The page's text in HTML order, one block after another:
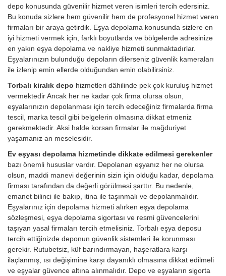
depo konusunda güvenilir hizmet veren isimleri tercih edersiniz.
Bu konuda sizlere hem güvenilir hem de profesyonel hizmet veren
firmaları bir araya getirdik. Eşya depolama konusunda sizlere en
iyi hizmeti vermek için, farklı boyutlarda ve bölgelerde adresinize
en yakın eşya depolama ve nakliye hizmeti sunmaktadırlar.
Eşyalarınızın bulunduğu depoların dilerseniz güvenlik kameraları
ile izlenip emin ellerde olduğundan emin olabilirsiniz.
Torbalı kiralık depo hizmetleri dâhilinde pek çok kuruluş hizmet
vermektedir Ancak her ne kadar çok firma olursa olsun,
eşyalarınızın depolanması için tercih edeceğiniz firmalarda firma
tescil, marka tescil gibi belgelerin olmasına dikkat etmeniz
gerekmektedir. Aksi halde korsan firmalar ile mağduriyet
yaşamanız an meselesidir.
Ev eşyası depolama hizmetinde dikkate edilmesi gerekenler
bazı önemli hususlar vardır. Depolanan eşyanız her ne olursa
olsun, maddi manevi değerinin sizin için olduğu kadar, depolama
firması tarafından da değerli görülmesi şarttır. Bu nedenle,
emanet bilinci ile bakıp, itina ile taşınmalı ve depolanmalıdır.
Eşyalarınız için depolama hizmeti alırken eşya depolama
sözleşmesi, eşya depolama sigortası ve resmi güvencelerini
taşıyan yasal firmaları tercih etmelisiniz. Torbalı eşya deposu
tercih ettiğinizde deponun güvenlik sistemleri ile korunması
gerekir. Rutubetsiz, küf barındırmayan, haşeratlara karşı
ilaçlanmış, ısı değişimine karşı dayanıklı olmasına dikkat edilmeli
ve eşyalar güvence altına alınmalıdır. Depo ve eşyaların sigorta